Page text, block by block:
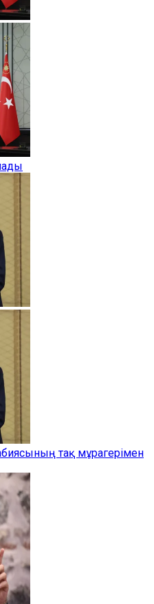
тақ мұрагерімен